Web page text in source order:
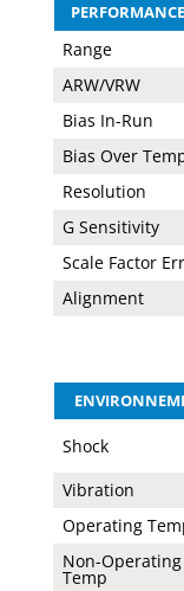
Range
ARW/VRW
Bias In-Run
Bias Over
Resolution
G Sensitivity
Scale Factor
Alignment
Shock
Vibration
Operating
Non-Operating
Temp